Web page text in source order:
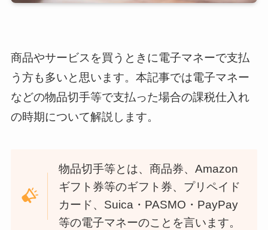
商品やサービスを買うときに電子マネーで支払
う方も多いと思います。本記事では電子マネー
などの物品切手等で支払った場合の課税仕入れ
の時期について解説します。
物品切手等とは、商品券、Amazon
ギフト券等のギフト券、プリペイド
カード、Suica・PASMO・PayPay
等の電子マネーのことを言います。